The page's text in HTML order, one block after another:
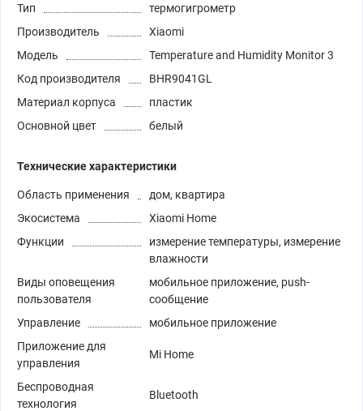
Тип
термогигрометр
Производитель
Xiaomi
Модель
Temperature and Humidity Monitor 3
Код производителя
BHR9041GL
Материал корпуса
пластик
Основной цвет
белый
Технические характеристики
Область применения
дом, квартира
Экосистема
Xiaomi Home
Функции
измерение температуры, измерение
влажности
Виды оповещения
пользователя
мобильное приложение, push-
сообщение
Управление
мобильное приложение
Приложение для
управления
Mi Home
Беспроводная
технология
Bluetooth